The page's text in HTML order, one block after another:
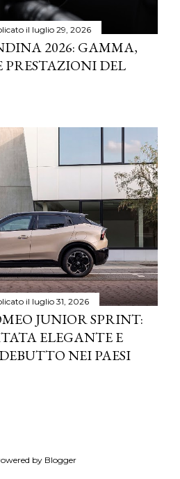
il luglio 29, 2026
2026: GAMMA,
DEL
il luglio 31, 2026
JUNIOR SPRINT:
ELEGANTE E
NEI PAESI
by Blogger